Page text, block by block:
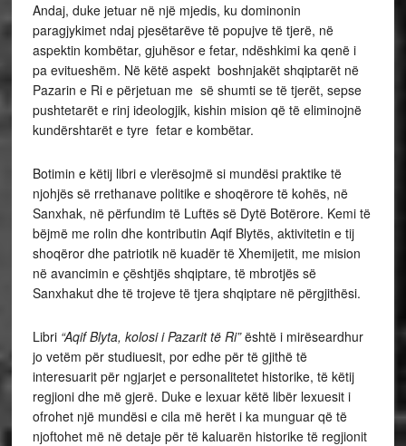
Andaj, duke jetuar në një mjedis, ku dominonin
paragjykimet ndaj pjesëtarëve të popujve të tjerë, në
aspektin kombëtar, gjuhësor e fetar, ndëshkimi ka qenë i
pa evitueshëm. Në këtë aspekt boshnjakët shqiptarët në
Pazarin e Ri e përjetuan me së shumti se të tjerët, sepse
pushtetarët e rinj ideologjik, kishin mision që të eliminojnë
kundërshtarët e tyre fetar e kombëtar.
Botimin e këtij libri e vlerësojmë si mundësi praktike të
njohjës së rrethanave politike e shoqërore të kohës, në
Sanxhak, në përfundim të Luftës së Dytë Botërore. Kemi të
bëjmë me rolin dhe kontributin Aqif Blytës, aktivitetin e tij
shoqëror dhe patriotik në kuadër të Xhemijetit, me mision
në avancimin e çështjës shqiptare, të mbrotjës së
Sanxhakut dhe të trojeve të tjera shqiptare në përgjithësi.
Libri “Aqif Blyta, kolosi i Pazarit të Ri”është i mirëseardhur
jo vetëm për studiuesit, por edhe për të gjithë të
interesuarit për ngjarjet e personalitetet historike, të këtij
regjioni dhe më gjerë. Duke e lexuar këtë libër lexuesit i
ofrohet një mundësi e cila më herët i ka munguar që të
njoftohet më në detaje për të kaluarën historike të regjionit